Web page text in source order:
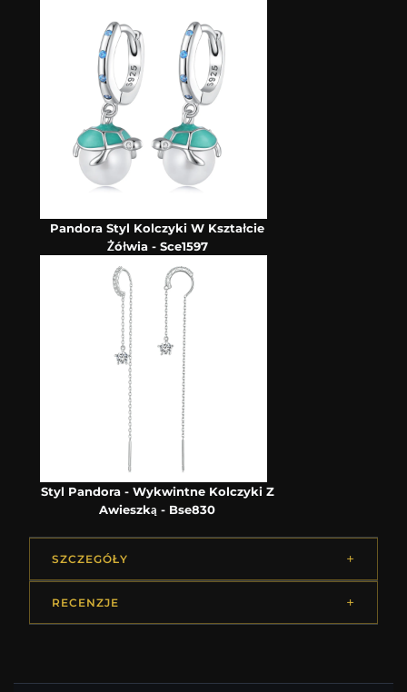
Pandora Styl Kolczyki W Kształcie
Żółwia - Sce1597
Styl Pandora - Wykwintne Kolczyki Z
Awieszką - Bse830
SZCZEGÓŁY
RECENZJE